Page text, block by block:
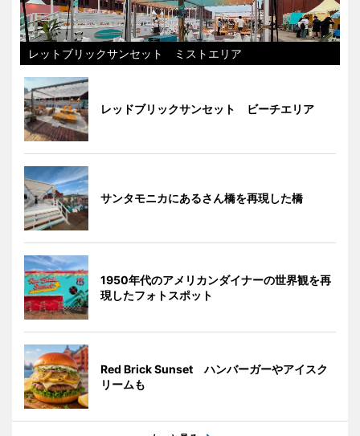
レットブリックサンセット ミストエリア
レッドブリックサンセット ビーチエリア
サンタモニカにあるさん橋を再現した橋
1950年代のアメリカンダイナーの世界観を再
現したフォトスポット
Red Brick Sunset ハンバーガーやアイスク
リームも